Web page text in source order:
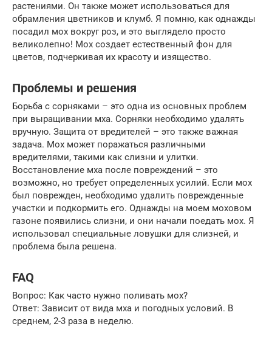
растениями. Он также может использоваться для
обрамления цветников и клумб. Я помню, как однажды
посадил мох вокруг роз, и это выглядело просто
великолепно! Мох создает естественный фон для
цветов, подчеркивая их красоту и изящество.
Проблемы и решения
Борьба с сорняками – это одна из основных проблем
при выращивании мха. Сорняки необходимо удалять
вручную. Защита от вредителей – это также важная
задача. Мох может поражаться различными
вредителями, такими как слизни и улитки.
Восстановление мха после повреждений – это
возможно, но требует определенных усилий. Если мох
был поврежден, необходимо удалить поврежденные
участки и подкормить его. Однажды на моем моховом
газоне появились слизни, и они начали поедать мох. Я
использовал специальные ловушки для слизней, и
проблема была решена.
FAQ
Вопрос: Как часто нужно поливать мох?
Ответ: Зависит от вида мха и погодных условий. В
среднем, 2-3 раза в неделю.